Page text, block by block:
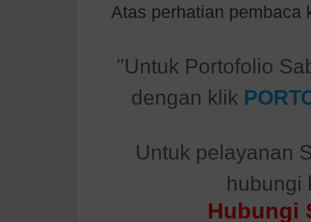
Atas perhatian pembaca
"Untuk Portofolio
dengan klik
Untuk pelayanan
hubungi
Hubungi